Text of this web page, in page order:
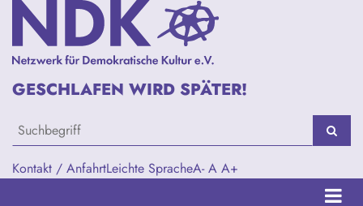
Kontakt / AnfahrtLeichte SpracheA- A A+
GESCHLAFEN WIRD SPÄTER!